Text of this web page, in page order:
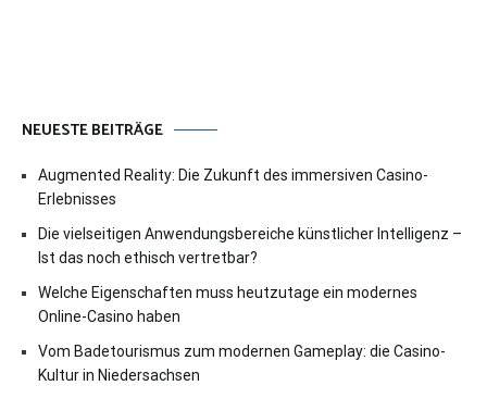
NEUESTE BEITRÄGE
Augmented Reality: Die Zukunft des immersiven Casino-
Erlebnisses
Die vielseitigen Anwendungsbereiche künstlicher Intelligenz –
Ist das noch ethisch vertretbar?
Welche Eigenschaften muss heutzutage ein modernes
Online-Casino haben
Vom Badetourismus zum modernen Gameplay: die Casino-
Kultur in Niedersachsen